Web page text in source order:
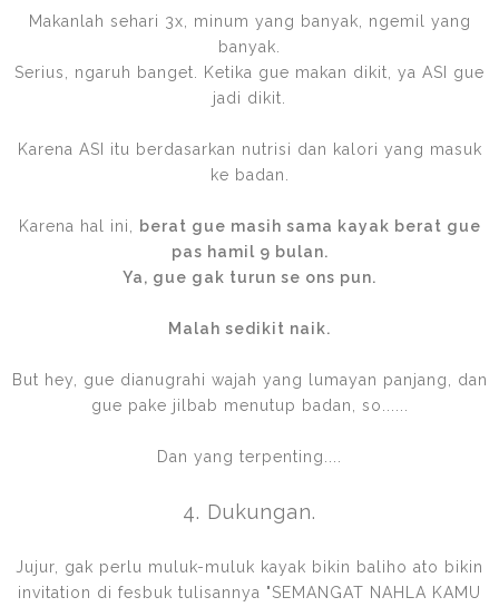
Makanlah sehari 3x, minum yang banyak, ngemil yang
banyak.
Serius, ngaruh banget. Ketika gue makan dikit, ya ASI gue
jadi dikit.
Karena ASI itu berdasarkan nutrisi dan kalori yang masuk
ke badan.
Karena hal ini, berat gue masih sama kayak berat gue
pas hamil 9 bulan.
Ya, gue gak turun se ons pun.
Malah sedikit naik.
But hey, gue dianugrahi wajah yang lumayan panjang, dan
gue pake jilbab menutup badan, so......
Dan yang terpenting....
4. Dukungan.
Jujur, gak perlu muluk-muluk kayak bikin baliho ato bikin
invitation di fesbuk tulisannya "SEMANGAT NAHLA KAMU